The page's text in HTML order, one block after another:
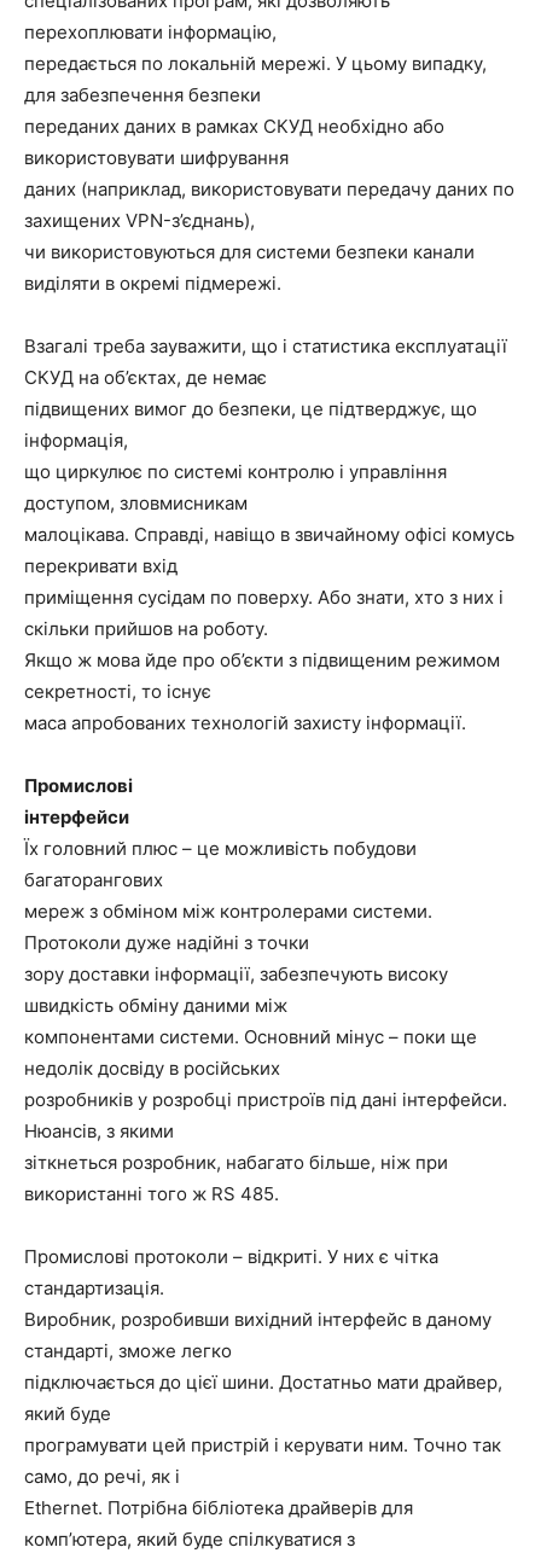
перехоплювати інформацію,
передається по локальній мережі. У цьому випадку,
для забезпечення безпеки
переданих даних в рамках СКУД необхідно або
використовувати шифрування
даних (наприклад, використовувати передачу даних по
захищених VPN-з’єднань),
чи використовуються для системи безпеки канали
виділяти в окремі підмережі.
Взагалі треба зауважити, що і статистика експлуатації
СКУД на об’єктах, де немає
підвищених вимог до безпеки, це підтверджує, що
інформація,
що циркулює по системі контролю і управління
доступом, зловмисникам
малоцікава. Справді, навіщо в звичайному офісі комусь
перекривати вхід
приміщення сусідам по поверху. Або знати, хто з них і
скільки прийшов на роботу.
Якщо ж мова йде про об’єкти з підвищеним режимом
секретності, то існує
маса апробованих технологій захисту інформації.
Промислові
інтерфейси
Їх головний плюс – це можливість побудови
багаторангових
мереж з обміном між контролерами системи.
Протоколи дуже надійні з точки
зору доставки інформації, забезпечують високу
швидкість обміну даними між
компонентами системи. Основний мінус – поки ще
недолік досвіду в російських
розробників у розробці пристроїв під дані інтерфейси.
Нюансів, з якими
зіткнеться розробник, набагато більше, ніж при
використанні того ж RS 485.
Промислові протоколи – відкриті. У них є чітка
стандартизація.
Виробник, розробивши вихідний інтерфейс в даному
стандарті, зможе легко
підключається до цієї шини. Достатньо мати драйвер,
який буде
програмувати цей пристрій і керувати ним. Точно так
само, до речі, як і
Ethernet. Потрібна бібліотека драйверів для
комп’ютера, який буде спілкуватися з